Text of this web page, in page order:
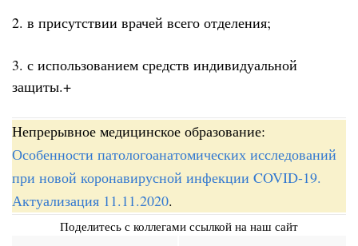
2. в присутствии врачей всего отделения;
3. с использованием средств индивидуальной
защиты.+
Непрерывное медицинское образование:
Особенности патологоанатомических исследований
при новой коронавирусной инфекции COVID-19.
Актуализация 11.11.2020.
Поделитесь с коллегами ссылкой на наш сайт